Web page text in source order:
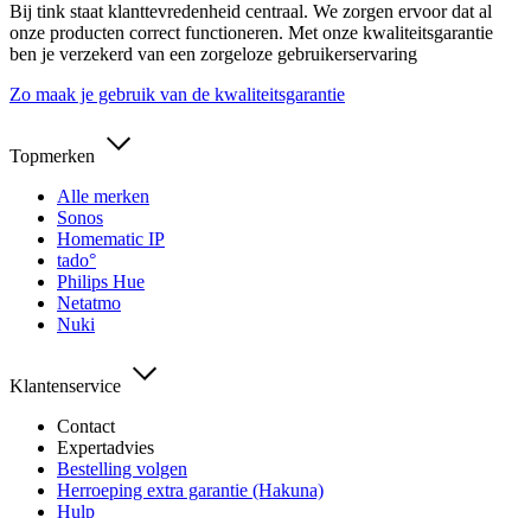
Bij tink staat klanttevredenheid centraal. We zorgen ervoor dat al
onze producten correct functioneren. Met onze kwaliteitsgarantie
ben je verzekerd van een zorgeloze gebruikerservaring
Zo maak je gebruik van de kwaliteitsgarantie
Topmerken
Alle merken
Sonos
Homematic IP
tado°
Philips Hue
Netatmo
Nuki
Klantenservice
Contact
Expertadvies
Bestelling volgen
Herroeping extra garantie (Hakuna)
Hulp